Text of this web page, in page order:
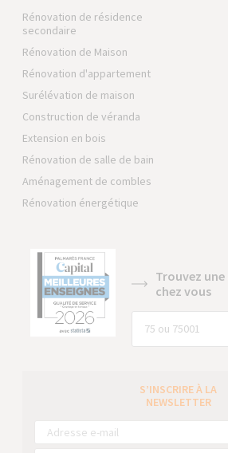
Rénovation de résidence
secondaire
Rénovation de Maison
Rénovation d'appartement
Surélévation de maison
Construction de véranda
Extension en bois
Rénovation de salle de bain
Aménagement de combles
Rénovation énergétique
Trouvez une
chez vous
S’INSCRIRE À LA
NEWSLETTER